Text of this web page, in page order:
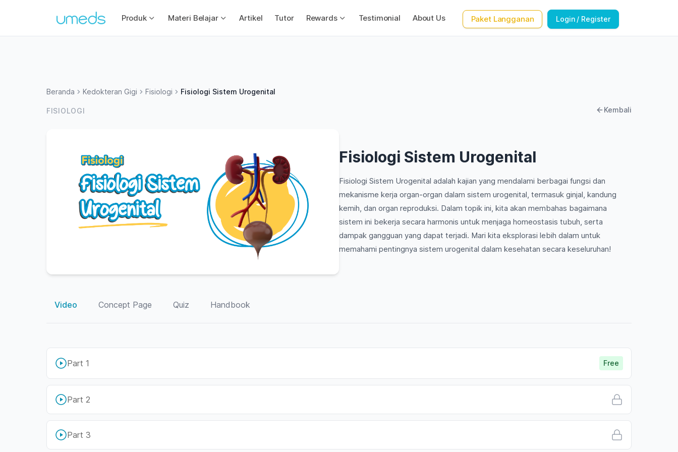
Produk Materi Belajar Artikel Tutor Rewards Testimonial About Us Paket Langganan Login / Register
Beranda Kedokteran Gigi Fisiologi Fisiologi Sistem Urogenital
FISIOLOGI Kembali
Fisiologi Sistem Urogenital
Fisiologi Sistem Urogenital adalah kajian yang mendalami berbagai fungsi dan
mekanisme kerja organ-organ dalam sistem urogenital, termasuk ginjal, kandung
kemih, dan organ reproduksi. Dalam topik ini, kita akan membahas bagaimana
sistem ini bekerja secara harmonis untuk menjaga homeostasis tubuh, serta
dampak gangguan yang dapat terjadi. Mari kita eksplorasi lebih dalam untuk
memahami pentingnya sistem urogenital dalam kesehatan secara keseluruhan!
Video Concept Page Quiz Handbook
Part 1 Free
Part 2
Part 3